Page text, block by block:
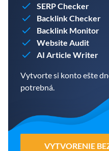
SERP Checker
Backlink Checker
Backlink Monitor
Website Audit
AI Article Writer
Vytvorte si konto ešte
potrebná.
VYTVORENIE